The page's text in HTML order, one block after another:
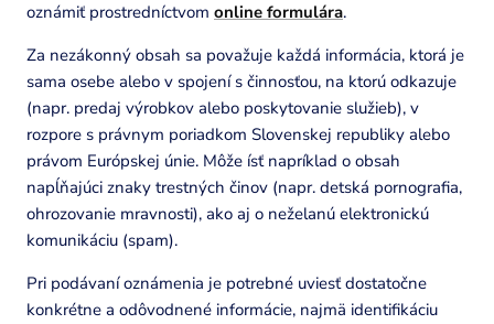
oznámiť prostredníctvom online formulára.
Za nezákonný obsah sa považuje každá informácia, ktorá je
sama osebe alebo v spojení s činnosťou, na ktorú odkazuje
(napr. predaj výrobkov alebo poskytovanie služieb), v
rozpore s právnym poriadkom Slovenskej republiky alebo
právom Európskej únie. Môže ísť napríklad o obsah
napĺňajúci znaky trestných činov (napr. detská pornografia,
ohrozovanie mravnosti), ako aj o neželanú elektronickú
komunikáciu (spam).
Pri podávaní oznámenia je potrebné uviesť dostatočne
konkrétne a odôvodnené informácie, najmä identifikáciu